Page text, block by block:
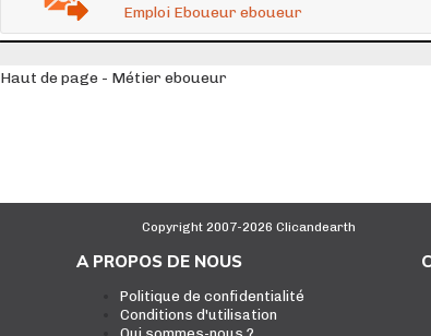
Emploi Eboueur eboueur
Haut de page - Métier eboueur
Copyright 2007-2026 Clicandearth
A PROPOS DE NOUS
Politique de confidentialité
Conditions d'utilisation